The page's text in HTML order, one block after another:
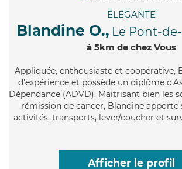
ÉLÉGANTE
Blandine O., Le Pont-
à 5km de chez Vous
Appliquée, enthousiaste et coopérative,
d'expérience et possède un diplôme
Dépendance (ADVD). Maitrisant bien les
rémission de cancer, Blandine apporte
activités, transports, lever/coucher et
Afficher le profil